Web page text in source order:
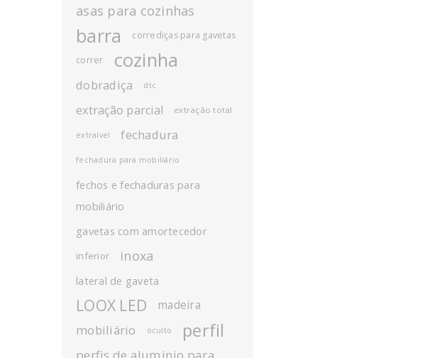
asas para cozinhas
barra corrediças para gavetas
correr cozinha
dobradiça dtc
extração parcial extração total
extraível fechadura
fechadura para mobiliário
fechos e fechaduras para
mobiliário
gavetas com amortecedor
inferior inoxa
lateral de gaveta
LOOX LED madeira
mobiliário oculto perfil